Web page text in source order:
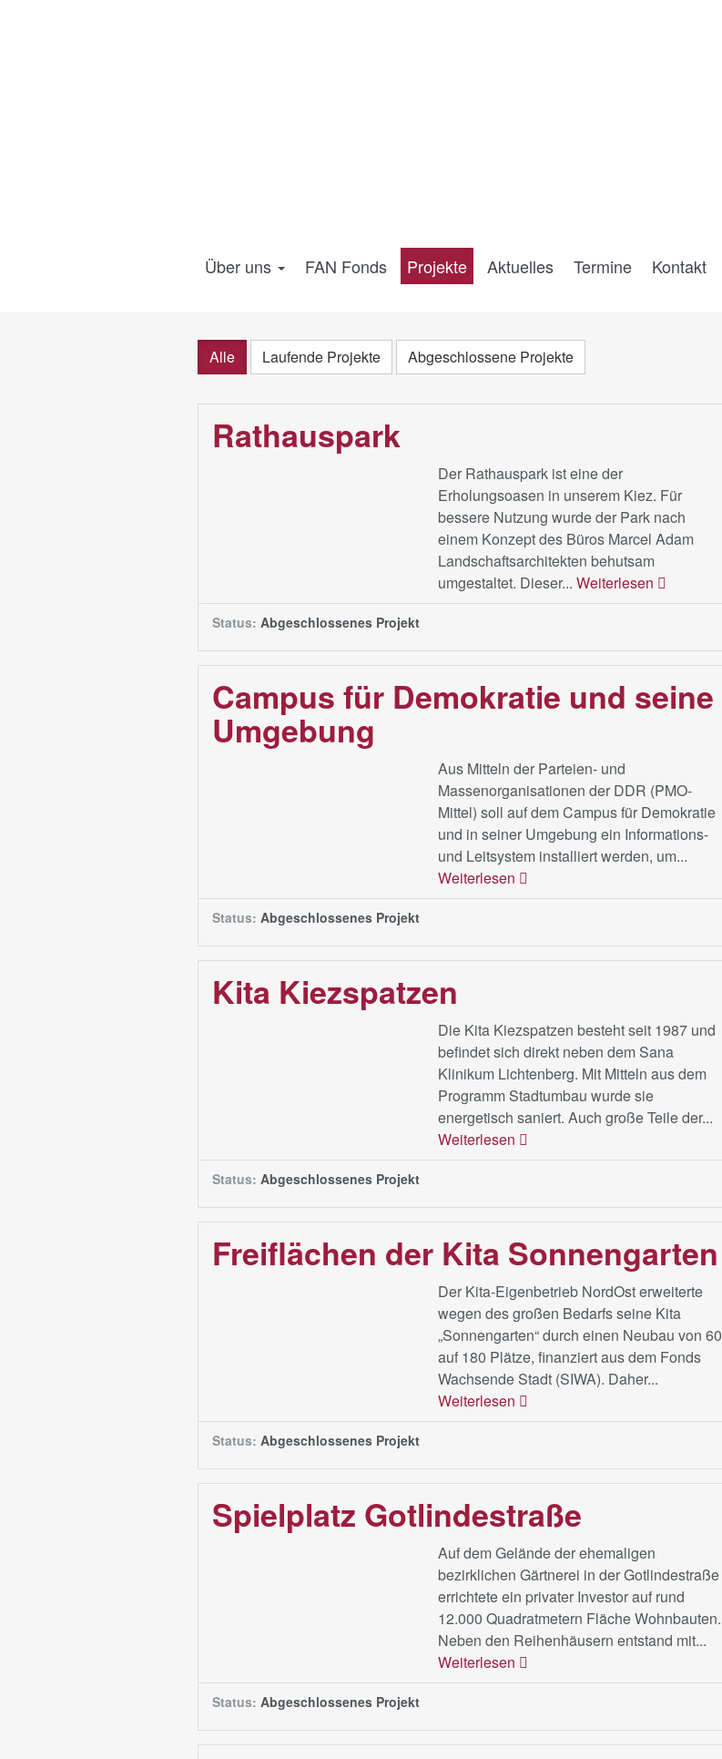
Über uns FAN Fonds Projekte Aktuelles Termine Kontakt
Alle Laufende Projekte Abgeschlossene Projekte
Rathauspark
Der Rathauspark ist eine der
Erholungsoasen in unserem Kiez. Für
bessere Nutzung wurde der Park nach
einem Konzept des Büros Marcel Adam
Landschaftsarchitekten behutsam
umgestaltet. Dieser... Weiterlesen
Status: Abgeschlossenes Projekt
Campus für Demokratie und seine
Umgebung
Aus Mitteln der Parteien- und
Massenorganisationen der DDR (PMO-
Mittel) soll auf dem Campus für Demokratie
und in seiner Umgebung ein Informations-
und Leitsystem installiert werden, um...
Weiterlesen
Status: Abgeschlossenes Projekt
Kita Kiezspatzen
Die Kita Kiezspatzen besteht seit 1987 und
befindet sich direkt neben dem Sana
Klinikum Lichtenberg. Mit Mitteln aus dem
Programm Stadtumbau wurde sie
energetisch saniert. Auch große Teile der...
Weiterlesen
Status: Abgeschlossenes Projekt
Freiflächen der Kita Sonnengarten
Der Kita-Eigenbetrieb NordOst erweiterte
wegen des großen Bedarfs seine Kita
„Sonnengarten“ durch einen Neubau von 60
auf 180 Plätze, finanziert aus dem Fonds
Wachsende Stadt (SIWA). Daher...
Weiterlesen
Status: Abgeschlossenes Projekt
Spielplatz Gotlindestraße
Auf dem Gelände der ehemaligen
bezirklichen Gärtnerei in der Gotlindestraße
errichtete ein privater Investor auf rund
12.000 Quadratmetern Fläche Wohnbauten.
Neben den Reihenhäusern entstand mit...
Weiterlesen
Status: Abgeschlossenes Projekt